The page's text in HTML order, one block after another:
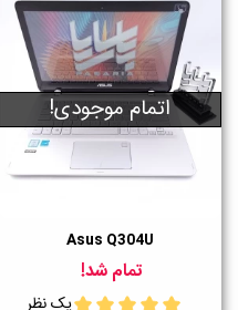
اتمام موجودی!
Asus Q304U
تمام شد!
یک نظر